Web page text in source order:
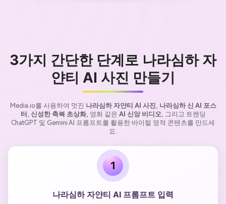
3가지 간단한 단계로 나라심하 자
얀티 AI 사진 만들기
Media.io를 사용하여 멋진 나라심하 자얀티 AI 사진, 나라심하 신 AI 포스
터 , 신성한 축복 초상화, 영화 같은 AI 신앙 비디오, 그리고 트렌딩
ChatGPT 및 Gemini AI 프롬프트를 활용한 바이럴 영적 콘텐츠를 만드세
요.
1
나라심하 자얀티 AI 프롬프트 입력